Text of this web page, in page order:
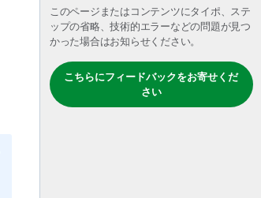
このページまたはコンテンツにタイポ、ステ
ップの省略、技術的エラーなどの問題が見つ
かった場合はお知らせください。
こちらにフィードバックをお寄せくだ
さい